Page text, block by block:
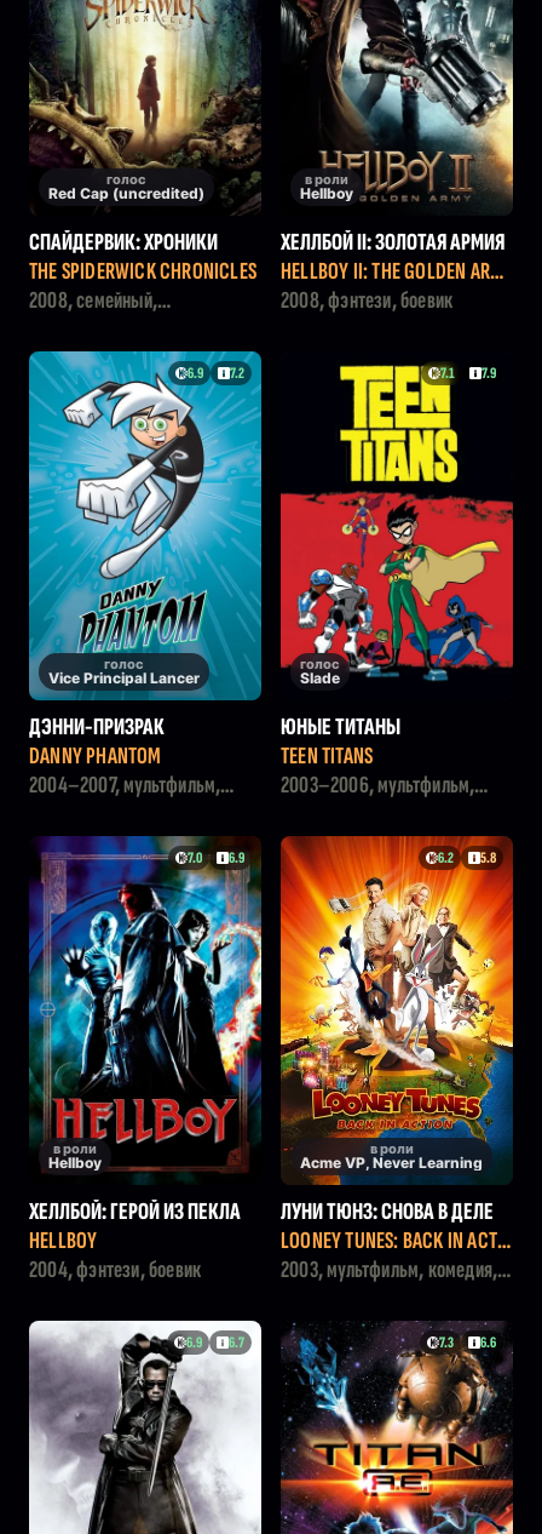
голос
Red Cap (uncredited)
СПАЙДЕРВИК: ХРОНИКИ
THE SPIDERWICK CHRONICLES
2008, семейный,
в роли
Hellboy
ХЕЛЛБОЙ II: ЗОЛОТАЯ АРМИЯ
HELLBOY II: THE GOLDEN ARM
Y
2008, фэнтези, боевик
6.9 7.2
голос
Vice Principal Lancer
ДЭННИ-ПРИЗРАК
DANNY PHANTOM
2004–2007, мультфильм,
7.1 7.9
голос
Slade
ЮНЫЕ ТИТАНЫ
TEEN TITANS
2003–2006, мультфильм,
7.0 6.9
в роли
Hellboy
ХЕЛЛБОЙ: ГЕРОЙ ИЗ ПЕКЛА
HELLBOY
2004, фэнтези, боевик
6.2 5.8
в роли
Acme VP, Never Learning
ЛУНИ ТЮНЗ: СНОВА В ДЕЛЕ
LOONEY TUNES: BACK IN ACTI
ON
2003, мультфильм, комедия,
6.9 6.7 7.3 6.6